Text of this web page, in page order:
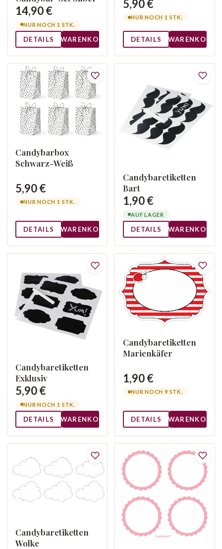
14,90 €
NUR NOCH 1 STK.
DETAILS WARENKORB
5,90 €
NUR NOCH 1 STK.
DETAILS WARENKORB
Candybarbox
Schwarz-Weiß
5,90 €
NUR NOCH 1 STK.
DETAILS WARENKORB
Candybaretiketten
Bart
1,90 €
AUF LAGER
DETAILS WARENKORB
Candybaretiketten
Exklusiv
5,90 €
NUR NOCH 1 STK.
DETAILS WARENKORB
Candybaretiketten
Marienkäfer
1,90 €
NUR NOCH 9 STK.
DETAILS WARENKORB
Candybaretiketten
Wolke